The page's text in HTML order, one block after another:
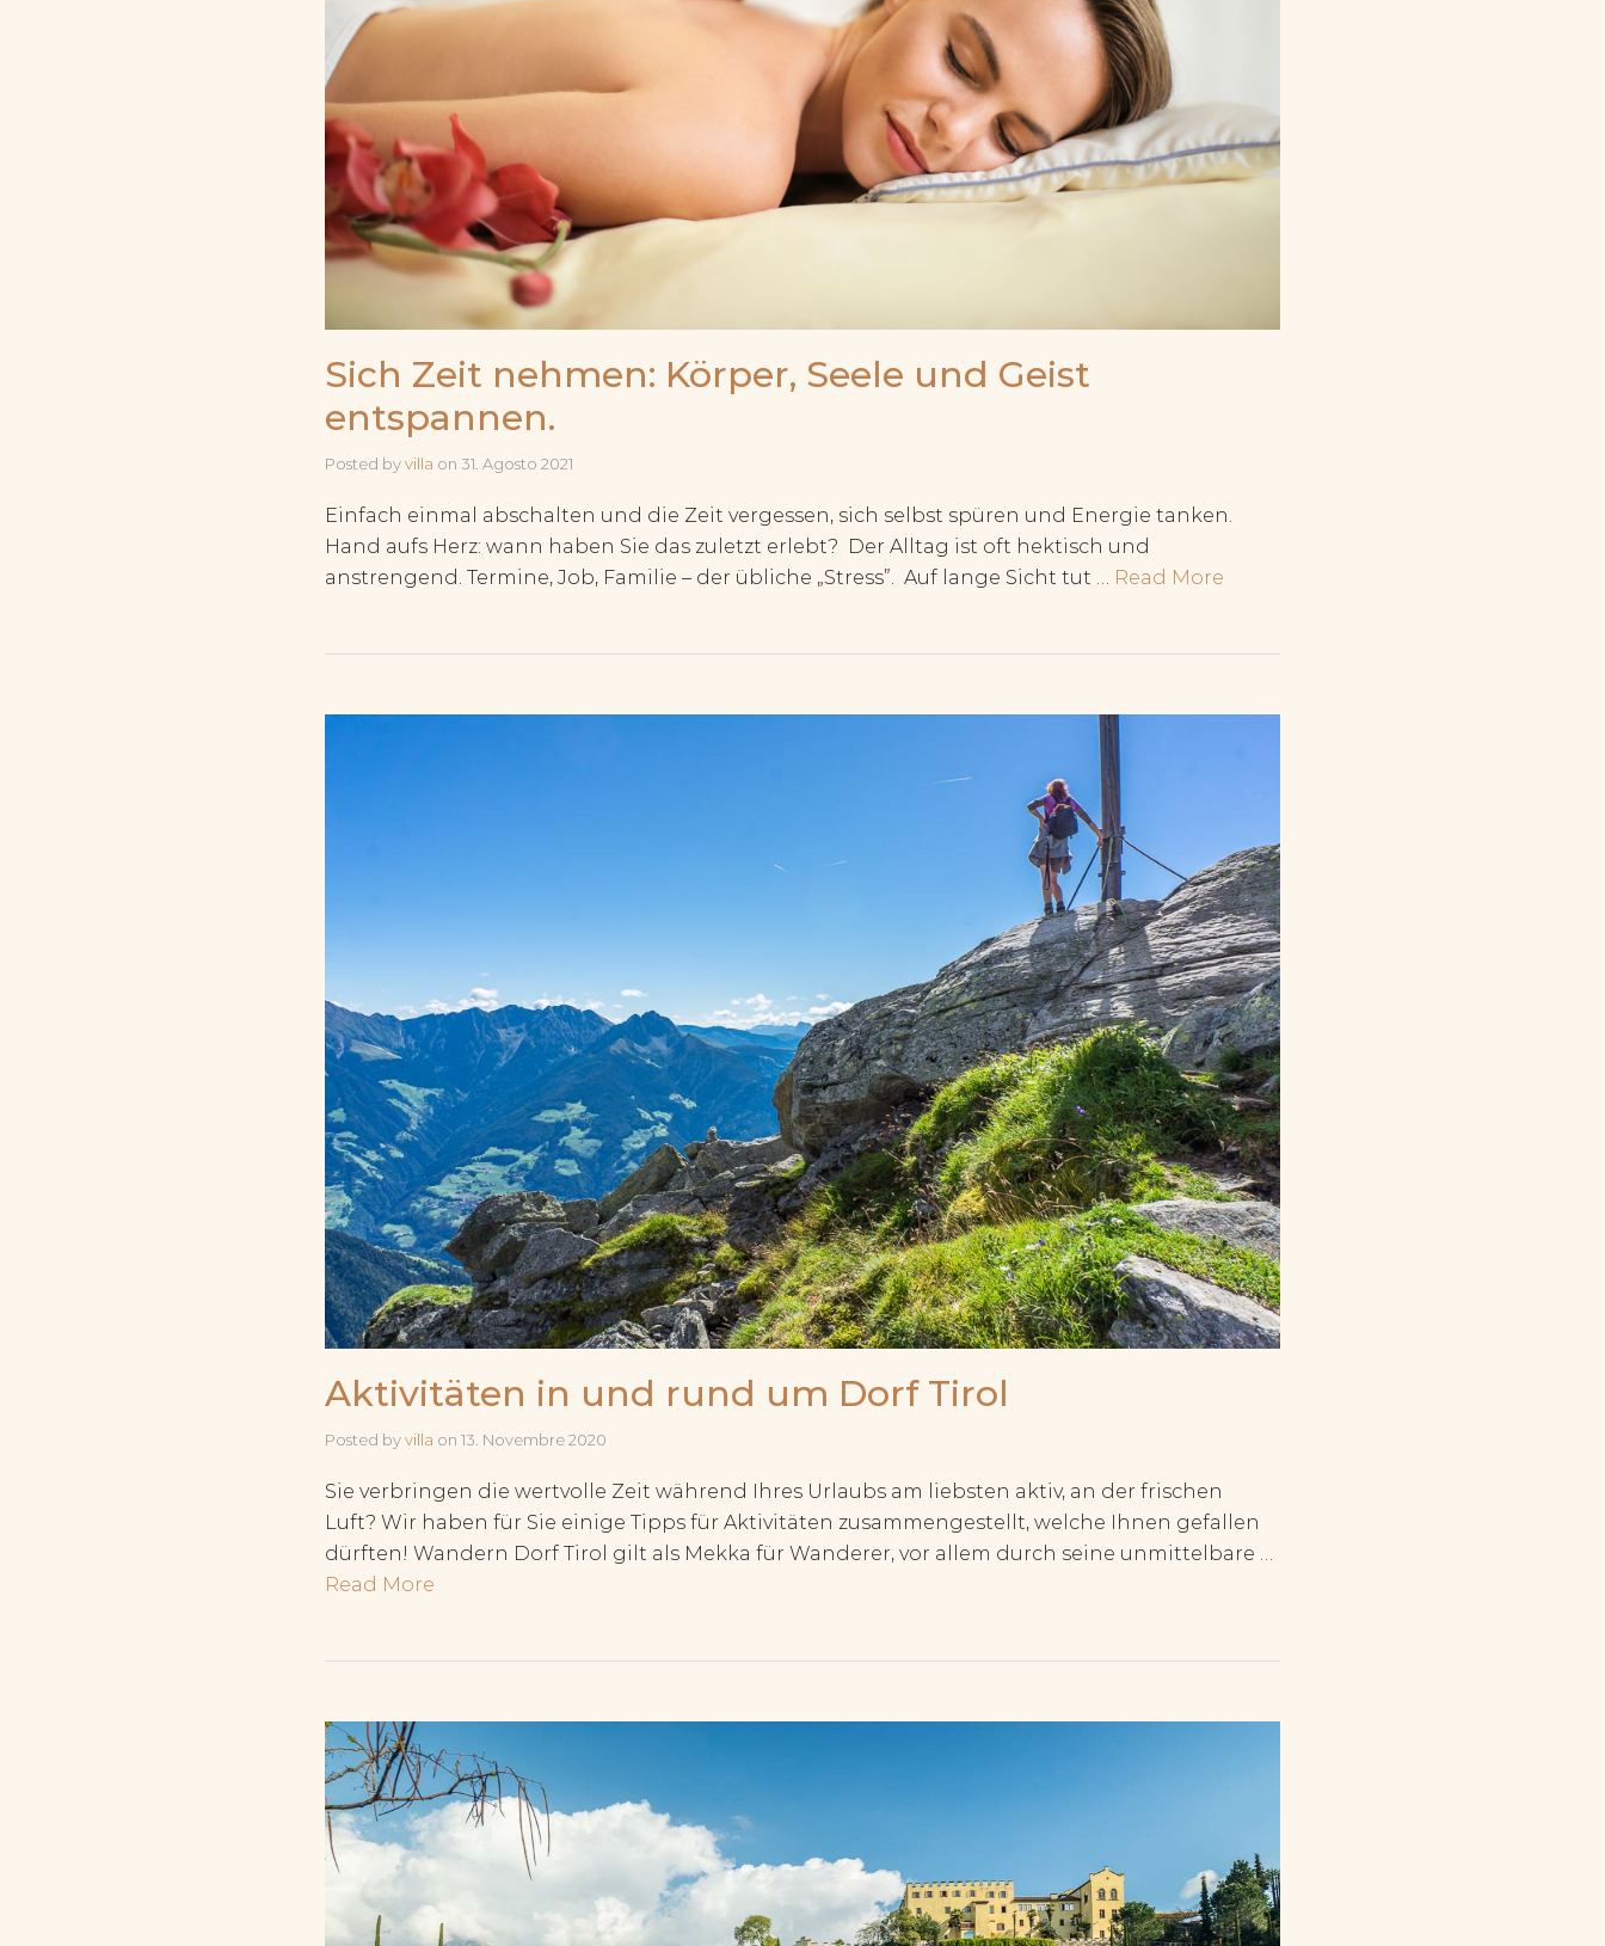
Sich Zeit nehmen: Körper, Seele und Geist
entspannen.
Posted byvilla on 31. Agosto 2021
Einfach einmal abschalten und die Zeit vergessen, sich selbst spüren und Energie tanken.
Hand aufs Herz: wann haben Sie das zuletzt erlebt? Der Alltag ist oft hektisch und
anstrengend. Termine, Job, Familie – der übliche „Stress”. Auf lange Sicht tut … Read More
Aktivitäten in und rund um Dorf Tirol
Posted byvilla on 13. Novembre 2020
Sie verbringen die wertvolle Zeit während Ihres Urlaubs am liebsten aktiv, an der frischen
Luft? Wir haben für Sie einige Tipps für Aktivitäten zusammengestellt, welche Ihnen gefallen
dürften! Wandern Dorf Tirol gilt als Mekka für Wanderer, vor allem durch seine unmittelbare …
Read More